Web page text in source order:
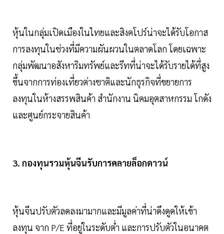
หุ้นในกลุ่มเปิดเมืองในไทยและสิงคโปร์น่าจะได้รับโอกาส
การลงทุนในช่วงที่มีความผันผวนในตลาดโลก โดยเฉพาะ
กลุ่มพัฒนาอสังหาริมทรัพย์และรีทที่น่าจะได้รับรายได้ที่สูง
ขึ้นจากการท่องเที่ยวต่างชาติและนักธุรกิจที่ขยายการ
ลงทุนในห้างสรรพสินค้า สำนักงาน นิคมอุตสาหกรรม โกดัง
และศูนย์กระจายสินค้า
3. กองทุนรวมหุ้นจีนรับการคลายล็อกดาวน์
หุ้นจีนปรับตัวลดลงมามากและมีมูลค่าที่น่าดึงดูดให้เข้า
ลงทุน จาก P/E ที่อยู่ในระดับต่ำ และการปรับตัวในอนาคต